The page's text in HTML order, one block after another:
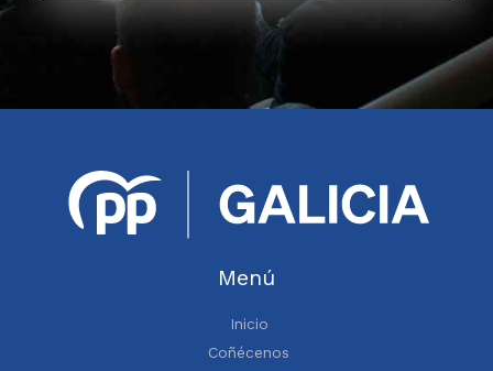
Menú
Inicio
Coñécenos